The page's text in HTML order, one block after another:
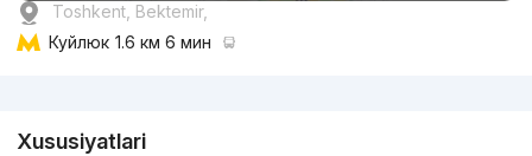
Toshkent, Bektemir,
Куйлюк 1.6 км 6 мин
Xususiyatlari